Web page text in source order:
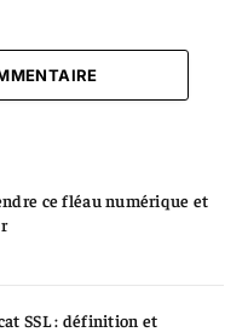
ce fléau numérique et
SSL : définition et